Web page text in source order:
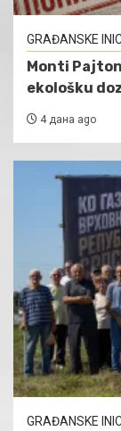
GRAĐANSKE
Monti
ekološku
4 дана ago
GRAĐANSKE